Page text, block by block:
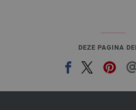
DEZE PAGINA